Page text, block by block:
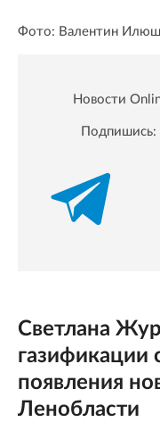
Фото: Валентин
Новости
Подпишись:
Светлана
газификации
появления
Ленобласти